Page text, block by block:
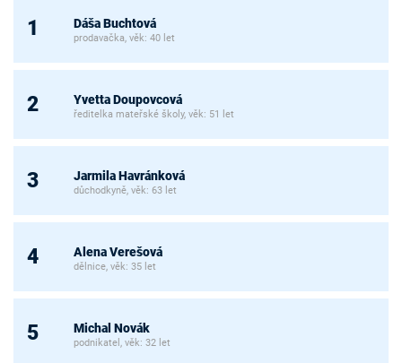
1 Dáša Buchtová
prodavačka, věk: 40 let
2 Yvetta Doupovcová
ředitelka mateřské školy, věk: 51 let
3 Jarmila Havránková
důchodkyně, věk: 63 let
4 Alena Verešová
dělnice, věk: 35 let
5 Michal Novák
podnikatel, věk: 32 let